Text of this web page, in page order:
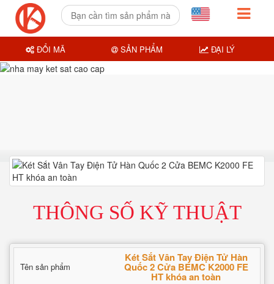
THÔNG SỐ KỸ THUẬT
Tên sản phẩm
Két Sắt Vân Tay Điện Tử Hàn
Quốc 2 Cửa BEMC K2000 FE
HT khóa an toàn
ĐỔI MÃ SẢN PHẨM ĐẠI LÝ